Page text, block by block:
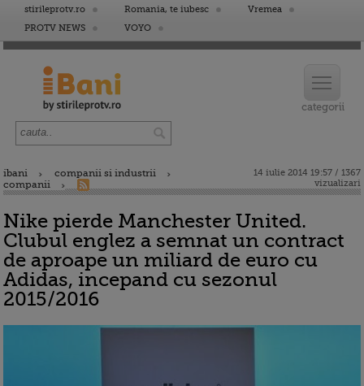
stirileprotv.ro Romania, te iubesc
Vremea
PROTV NEWS
VOYO
ibani
companii si industrii
companii
14 iulie 2014 19:57 / 1367
vizualizari
Nike pierde Manchester United.
Clubul englez a semnat un contract
de aproape un miliard de euro cu
Adidas, incepand cu sezonul
2015/2016